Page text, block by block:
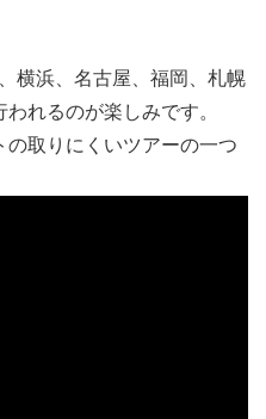
横浜、名古屋、福岡、札幌
れるのが楽しみです。
取りにくいツアーの一つ